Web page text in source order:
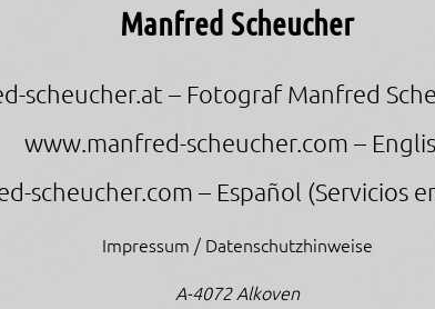
Manfred Scheucher
scheucher.at– Fotograf Manfred
www.manfred-scheucher.com –
scheucher.com – Español (Servicios
Impressum / Datenschutzhinweise
A-4072 Alkoven